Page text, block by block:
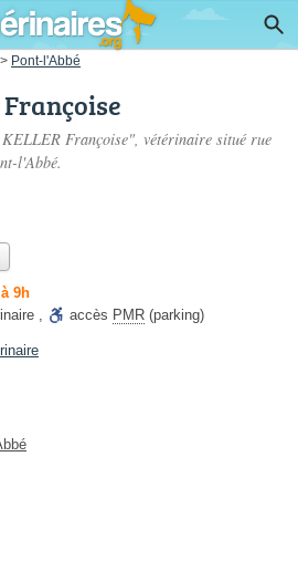
> Pont-l'Abbé
Françoise", vétérinaire situé rue
l'Abbé.
9h
, accès PMR (parking)